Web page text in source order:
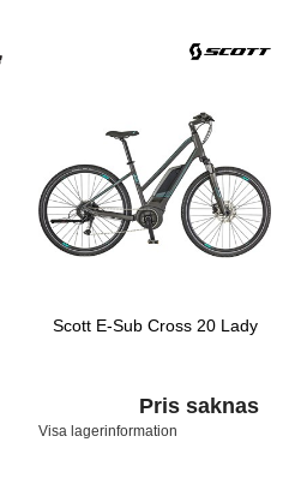
Scott E-Sub Cross 20 Lady
Pris saknas
Visa lagerinformation